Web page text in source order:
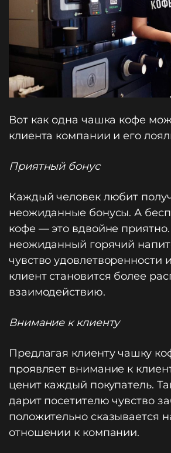
Вот как одна чашка кофе
клиента компании и его
Приятный бонус
Каждый человек любит
неожиданные бонусы. А
кофе — это вдвойне приятно.
неожиданный горячий
чувство удовлетворенности
клиент становится более
взаимодействию.
Внимание к клиенту
Предлагая клиенту чашку
проявляет внимание к
ценит каждый покупатель.
дарит посетителю чувство
положительно сказывается
отношении к компании.